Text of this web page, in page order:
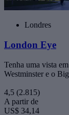
Londres
London Eye
Tenha uma vista
Westminster e o
4,5 (2.815)
A partir de
US$ 34,14